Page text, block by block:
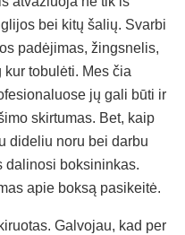
bei kitų šalių. Svarbi
padėjimas, žingsnelis,
tobulėti. Mes čia
jų gali būti ir
skirtumas. Bet, kaip
dideliu noru bei darbu
dalinosi boksininkas.
apie boksą pasikeitė.
Galvojau, kad per